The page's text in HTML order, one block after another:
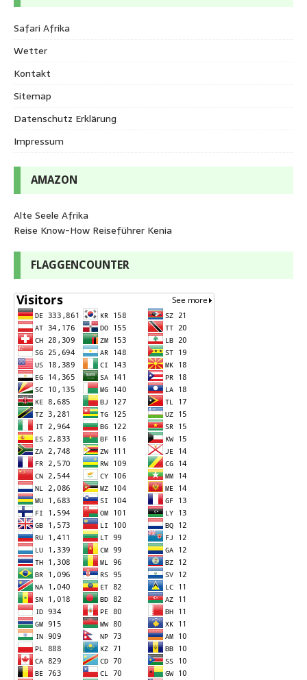
Safari Afrika
Wetter
Kontakt
Sitemap
Datenschutz Erklärung
Impressum
AMAZON
Alte Seele Afrika
Reise Know-How Reiseführer Kenia
FLAGGENCOUNTER